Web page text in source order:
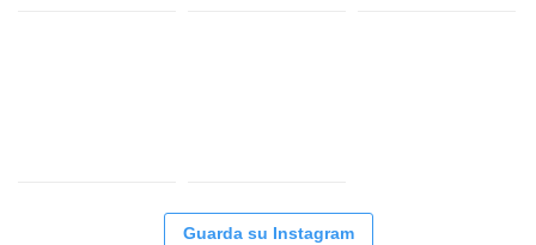
Guarda su Instagram